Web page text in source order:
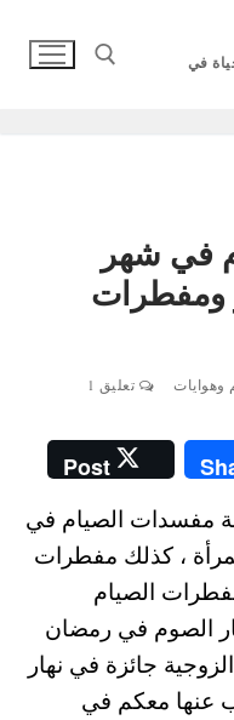
في
في شهر
ومفطرات
وهوايات تعليق 1
Post
مفسدات الصيام في
، كذلك مفطرات
الصيام
الصوم في رمضان
جائزة في نهار
عنها معكم في